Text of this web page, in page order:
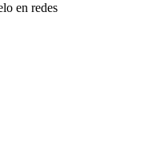
en redes